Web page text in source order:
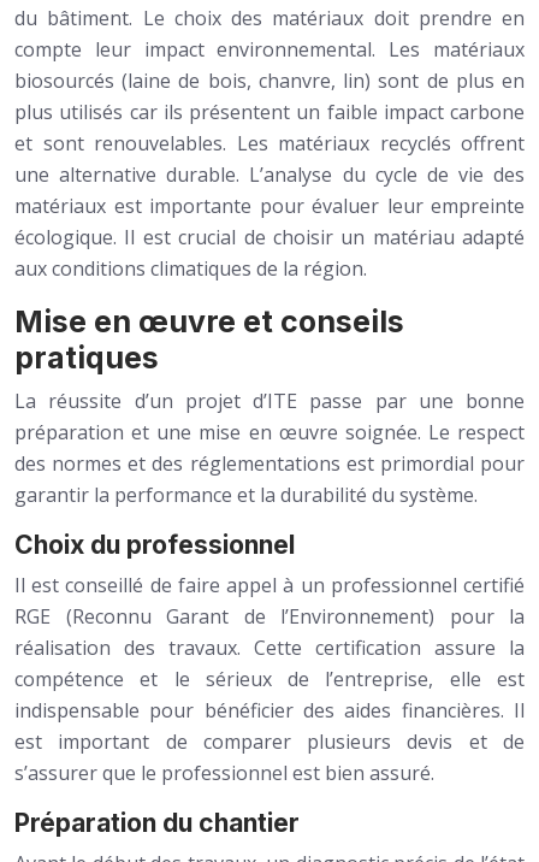
du bâtiment. Le choix des matériaux doit prendre en
compte leur impact environnemental. Les matériaux
biosourcés (laine de bois, chanvre, lin) sont de plus en
plus utilisés car ils présentent un faible impact carbone
et sont renouvelables. Les matériaux recyclés offrent
une alternative durable. L’analyse du cycle de vie des
matériaux est importante pour évaluer leur empreinte
écologique. Il est crucial de choisir un matériau adapté
aux conditions climatiques de la région.
Mise en œuvre et conseils
pratiques
La réussite d’un projet d’ITE passe par une bonne
préparation et une mise en œuvre soignée. Le respect
des normes et des réglementations est primordial pour
garantir la performance et la durabilité du système.
Choix du professionnel
Il est conseillé de faire appel à un professionnel certifié
RGE (Reconnu Garant de l’Environnement) pour la
réalisation des travaux. Cette certification assure la
compétence et le sérieux de l’entreprise, elle est
indispensable pour bénéficier des aides financières. Il
est important de comparer plusieurs devis et de
s’assurer que le professionnel est bien assuré.
Préparation du chantier